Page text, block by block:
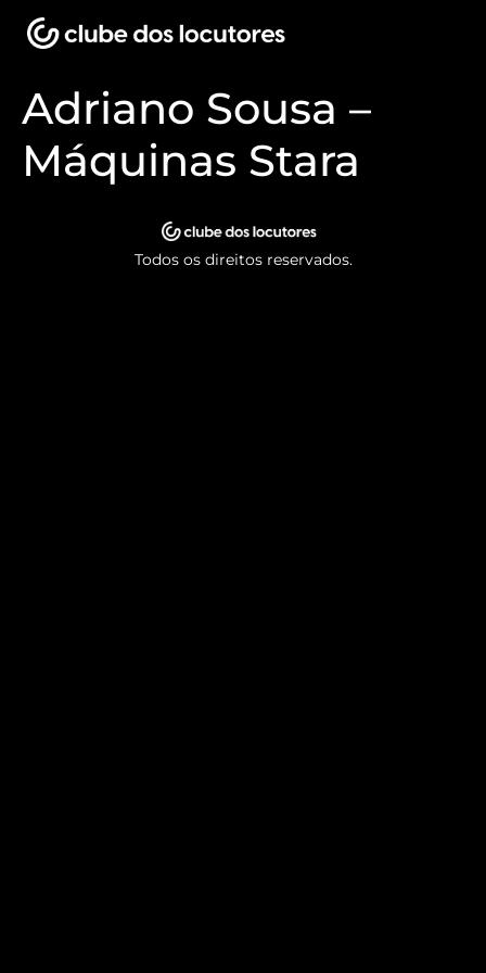
Adriano Sousa –
Máquinas Stara
Todos os direitos reservados.